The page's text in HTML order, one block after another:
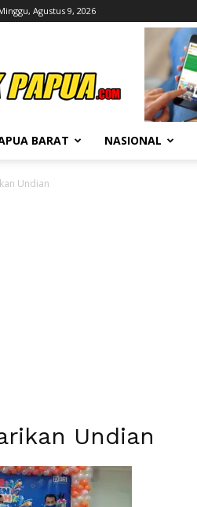
Agustus 9, 2026
BARAT NASIONAL
Undian
Undian